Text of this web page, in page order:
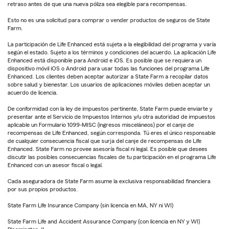
retraso antes de que una nueva póliza sea elegible para recompensas.
Esto no es una solicitud para comprar o vender productos de seguros de State
Farm.
La participación de Life Enhanced está sujeta a la elegibilidad del programa y varía
según el estado. Sujeto a los términos y condiciones del acuerdo. La aplicación Life
Enhanced está disponible para Android e iOS. Es posible que se requiera un
dispositivo móvil iOS o Android para usar todas las funciones del programa Life
Enhanced. Los clientes deben aceptar autorizar a State Farm a recopilar datos
sobre salud y bienestar. Los usuarios de aplicaciones móviles deben aceptar un
acuerdo de licencia.
De conformidad con la ley de impuestos pertinente, State Farm puede enviarte y
presentar ante el Servicio de Impuestos Internos y/u otra autoridad de impuestos
aplicable un Formulario 1099-MISC (ingresos misceláneos) por el canje de
recompensas de Life Enhanced, según corresponda. Tú eres el único responsable
de cualquier consecuencia fiscal que surja del canje de recompensas de Life
Enhanced. State Farm no provee asesoría fiscal ni legal. Es posible que desees
discutir las posibles consecuencias fiscales de tu participación en el programa Life
Enhanced con un asesor fiscal o legal.
Cada aseguradora de State Farm asume la exclusiva responsabilidad financiera
por sus propios productos.
State Farm Life Insurance Company (sin licencia en MA, NY ni WI)
State Farm Life and Accident Assurance Company (con licencia en NY y WI)